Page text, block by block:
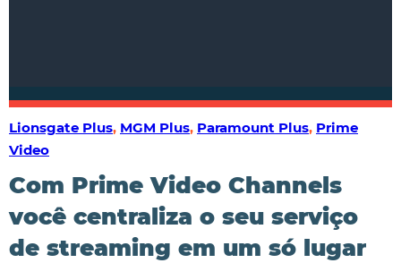
Lionsgate Plus, MGM Plus, Paramount Plus, Prime
Video
Com Prime Video Channels
você centraliza o seu serviço
de streaming em um só lugar